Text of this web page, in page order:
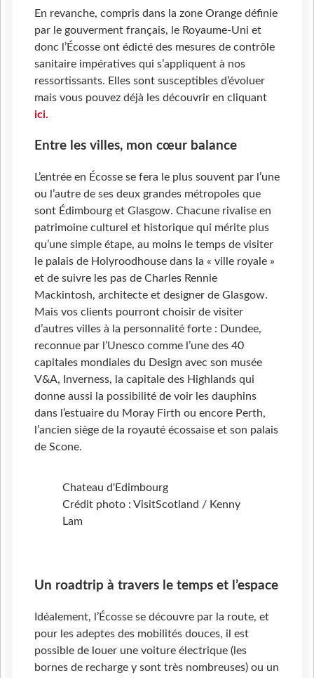
En revanche, compris dans la zone Orange définie
par le gouverment français, le Royaume-Uni et
donc l’Écosse ont édicté des mesures de contrôle
sanitaire impératives qui s’appliquent à nos
ressortissants. Elles sont susceptibles d’évoluer
mais vous pouvez déjà les découvrir en cliquant
ici.
Entre les villes, mon cœur balance
L’entrée en Écosse se fera le plus souvent par l’une
ou l’autre de ses deux grandes métropoles que
sont Édimbourg et Glasgow. Chacune rivalise en
patrimoine culturel et historique qui mérite plus
qu’une simple étape, au moins le temps de visiter
le palais de Holyroodhouse dans la « ville royale »
et de suivre les pas de Charles Rennie
Mackintosh, architecte et designer de Glasgow.
Mais vos clients pourront choisir de visiter
d’autres villes à la personnalité forte : Dundee,
reconnue par l’Unesco comme l’une des 40
capitales mondiales du Design avec son musée
V&A, Inverness, la capitale des Highlands qui
donne aussi la possibilité de voir les dauphins
dans l’estuaire du Moray Firth ou encore Perth,
l’ancien siège de la royauté écossaise et son palais
de Scone.
Chateau d'Edimbourg
Crédit photo : VisitScotland / Kenny
Lam
Un roadtrip à travers le temps et l’espace
Idéalement, l’Écosse se découvre par la route, et
pour les adeptes des mobilités douces, il est
possible de louer une voiture électrique (les
bornes de recharge y sont très nombreuses) ou un